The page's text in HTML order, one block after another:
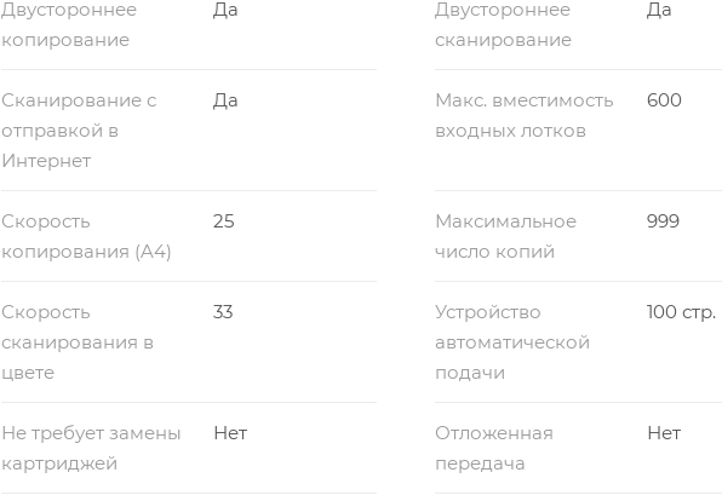
Двустороннее
копирование
Да
Двустороннее
сканирование
Да
Сканирование с
отправкой в
Интернет
Да
Макс. вместимость
входных лотков
600
Скорость
копирования (A4)
25
Максимальное
число копий
999
Скорость
сканирования в
цвете
33
Устройство
автоматической
подачи
100 стр.
Не требует замены
картриджей
Нет
Отложенная
передача
Нет